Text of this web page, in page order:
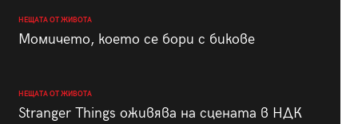
НЕЩАТА ОТ ЖИВОТА
Момичето, което се бори с бикове
НЕЩАТА ОТ ЖИВОТА
Stranger Things оживява на сцената в НДК